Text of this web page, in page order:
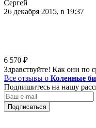
Сергей
26 декабря 2015, в 19:37
6 570 ₽
Здравствуйте! Как они по
Все отзывы о Коленные
Подпишитесь на нашу
Подписаться